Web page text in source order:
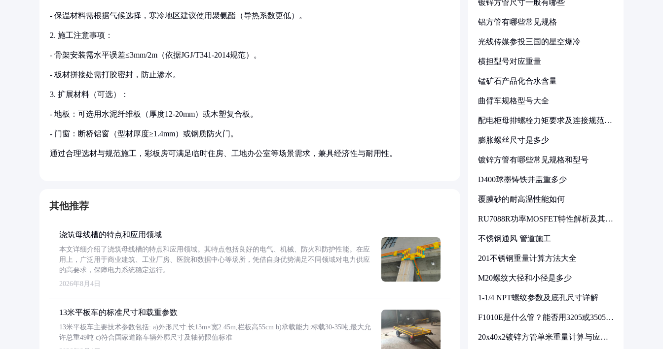
- 保温材料需根据气候选择，寒冷地区建议使用聚氨酯（导热系数更低）。
2. 施工注意事项：
- 骨架安装需水平误差≤3mm/2m（依据JGJ/T341-2014规范）。
- 板材拼接处需打胶密封，防止渗水。
3. 扩展材料（可选）：
- 地板：可选用水泥纤维板（厚度12-20mm）或木塑复合板。
- 门窗：断桥铝窗（型材厚度≥1.4mm）或钢质防火门。
通过合理选材与规范施工，彩板房可满足临时住房、工地办公室等场景需求，兼具经济性与耐用性。
其他推荐
浇筑母线槽的特点和应用领域
本文详细介绍了浇筑母线槽的特点和应用领域。其特点包括良好的电气、机械、防火和防护性能。在应
用上，广泛用于商业建筑、工业厂房、医院和数据中心等场所，凭借自身优势满足不同领域对电力供应
的高要求，保障电力系统稳定运行。
2026年8月4日
13米平板车的标准尺寸和载重参数
13米平板车主要技术参数包括: a)外形尺寸:长13m×宽2.45m,栏板高55cm b)承载能力:标载30-35吨,最大允
许总重49吨 c)符合国家道路车辆外廓尺寸及轴荷限值标准
镀锌方管尺寸一般有哪些
铝方管有哪些常见规格
光线传媒参投三国的星空爆冷
横担型号对应重量
锰矿石产品化合水含量
曲臂车规格型号大全
配电柜母排螺栓力矩要求及连接规范详
膨胀螺丝尺寸是多少
镀锌方管有哪些常见规格和型号
D400球墨铸铁井盖重多少
覆膜砂的耐高温性能如何
RU7088R功率MOSFET特性解析及其在
不锈钢通风 管道施工
201不锈钢重量计算方法大全
M20螺纹大径和小径是多少
1-1/4 NPT螺纹参数及底孔尺寸详解
F1010E是什么管？能否用3205或3505代
20x40x2镀锌方管单米重量计算与应用